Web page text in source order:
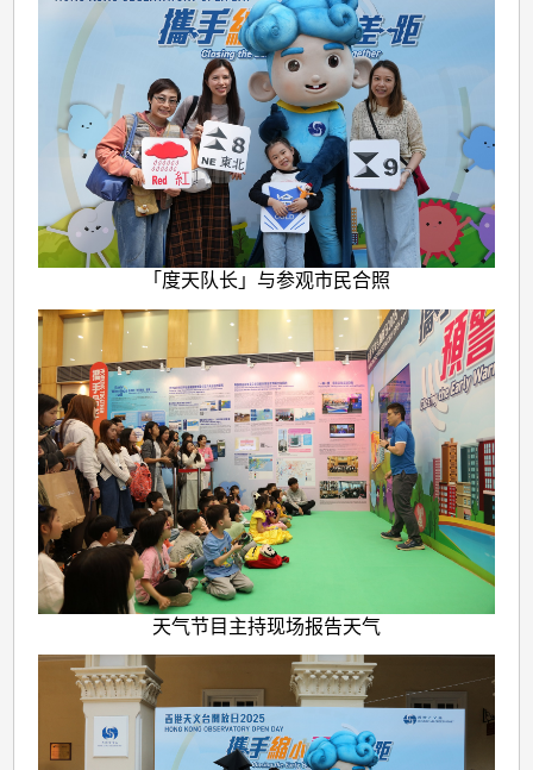
「度天队长」与参观市民合照
天气节目主持现场报告天气